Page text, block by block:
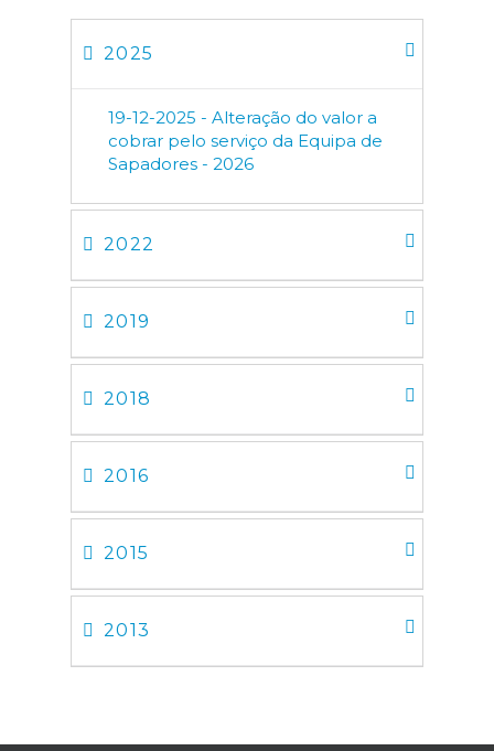
2025
19-12-2025 - Alteração do valor a
cobrar pelo serviço da Equipa de
Sapadores - 2026
2022
2019
2018
2016
2015
2013